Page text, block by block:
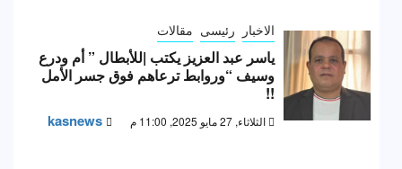
الاخبار رئيسى مقالات
ياسر عبد العزيز يكتب |للأبطال ” أم ودرع
وسيف “وروابط ترعاهم فوق جسر الأمل
!!
الثلاثاء, 27 مايو 2025, 11:00 م kasnews